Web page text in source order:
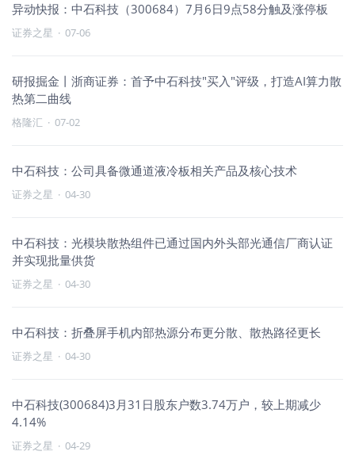
异动快报：中石科技（300684）7月6日9点58分触及涨停板
证券之星 · 07-06
研报掘金丨浙商证券：首予中石科技"买入"评级，打造AI算力散
热第二曲线
格隆汇 · 07-02
中石科技：公司具备微通道液冷板相关产品及核心技术
证券之星 · 04-30
中石科技：光模块散热组件已通过国内外头部光通信厂商认证
并实现批量供货
证券之星 · 04-30
中石科技：折叠屏手机内部热源分布更分散、散热路径更长
证券之星 · 04-30
中石科技(300684)3月31日股东户数3.74万户，较上期减少
4.14%
证券之星 · 04-29